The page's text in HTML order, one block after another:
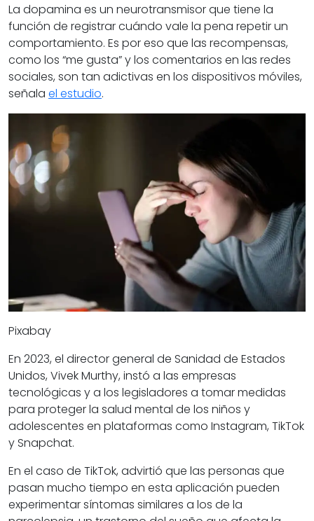
La dopamina es un neurotransmisor que tiene la
función de registrar cuándo vale la pena repetir un
comportamiento. Es por eso que las recompensas,
como los “me gusta” y los comentarios en las redes
sociales, son tan adictivas en los dispositivos móviles,
señala el estudio.
Pixabay
En 2023, el director general de Sanidad de Estados
Unidos, Vivek Murthy, instó a las empresas
tecnológicas y a los legisladores a tomar medidas
para proteger la salud mental de los niños y
adolescentes en plataformas como Instagram, TikTok
y Snapchat.
En el caso de TikTok, advirtió que las personas que
pasan mucho tiempo en esta aplicación pueden
experimentar síntomas similares a los de la